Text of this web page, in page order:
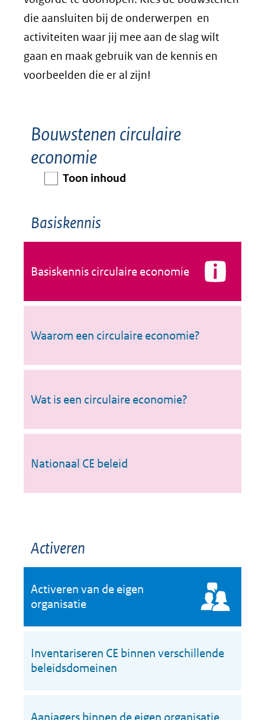
die aansluiten bij de onderwerpen en
activiteiten waar jij mee aan de slag wilt
gaan en maak gebruik van de kennis en
voorbeelden die er al zijn!
Bouwstenen circulaire
economie
Toon inhoud
Basiskennis
Basiskennis circulaire economie
Waarom een circulaire economie?
Wat is een circulaire economie?
Nationaal CE beleid
Activeren
Activeren van de eigen
organisatie
Inventariseren CE binnen verschillende
beleidsdomeinen